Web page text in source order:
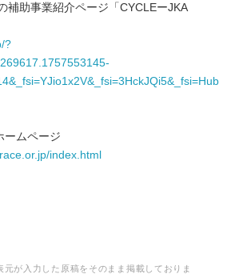
補助事業紹介ページ「CYCLEーJKA
?
ームページ
index.html
が入力した原稿をそのまま掲載しておりま